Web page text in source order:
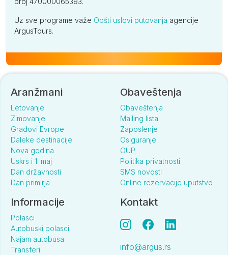
Uz sve programe važe Opšti uslovi putovanja agencije
ArgusTours.
Aranžmani
Letovanje
Zimovanje
Gradovi Evrope
Daleke destinacije
Nova godina
Uskrs i 1. maj
Dan državnosti
Dan primirja
Obaveštenja
Obaveštenja
Mailing lista
Zaposlenje
Osiguranje
OUP
Politika privatnosti
SMS novosti
Online rezervacije uputstvo
Informacije
Polasci
Autobuski polasci
Najam autobusa
Transferi
Kontakt
info@argus.rs